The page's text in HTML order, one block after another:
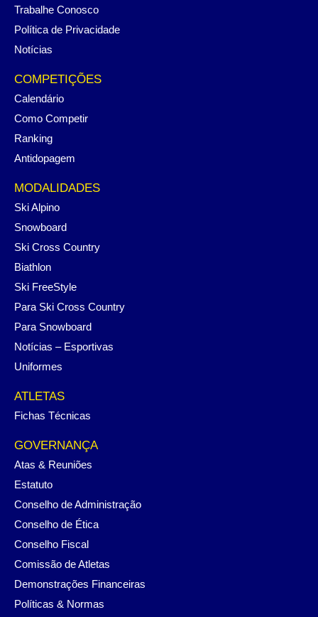
Trabalhe Conosco
Política de Privacidade
Notícias
COMPETIÇÕES
Calendário
Como Competir
Ranking
Antidopagem
MODALIDADES
Ski Alpino
Snowboard
Ski Cross Country
Biathlon
Ski FreeStyle
Para Ski Cross Country
Para Snowboard
Notícias – Esportivas
Uniformes
ATLETAS
Fichas Técnicas
GOVERNANÇA
Atas & Reuniões
Estatuto
Conselho de Administração
Conselho de Ética
Conselho Fiscal
Comissão de Atletas
Demonstrações Financeiras
Políticas & Normas